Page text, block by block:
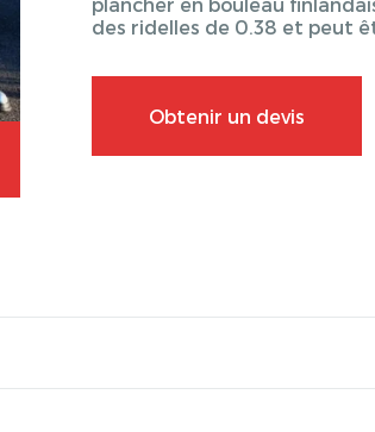
des ridelles de 0.38 et peut
Obtenir un devis